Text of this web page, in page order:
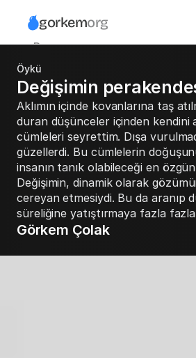
gorkemorg
Pano
Tasarım
Galeri
Yazılı
Hakkımda
İletişim
Öykü
Değişimin
Aklımın içinde kovanlarına taş
duran düşünceler içinden kendini
cümleleri seyrettim. Dışa
güzellerdi. Bu cümlelerin
insanın tanık olabileceği en özgün
Değişimin, dinamik olarak
cereyan etmesiydi. Bu da aranıp
süreliğine yatıştırmaya fazla
Görkem Çolak